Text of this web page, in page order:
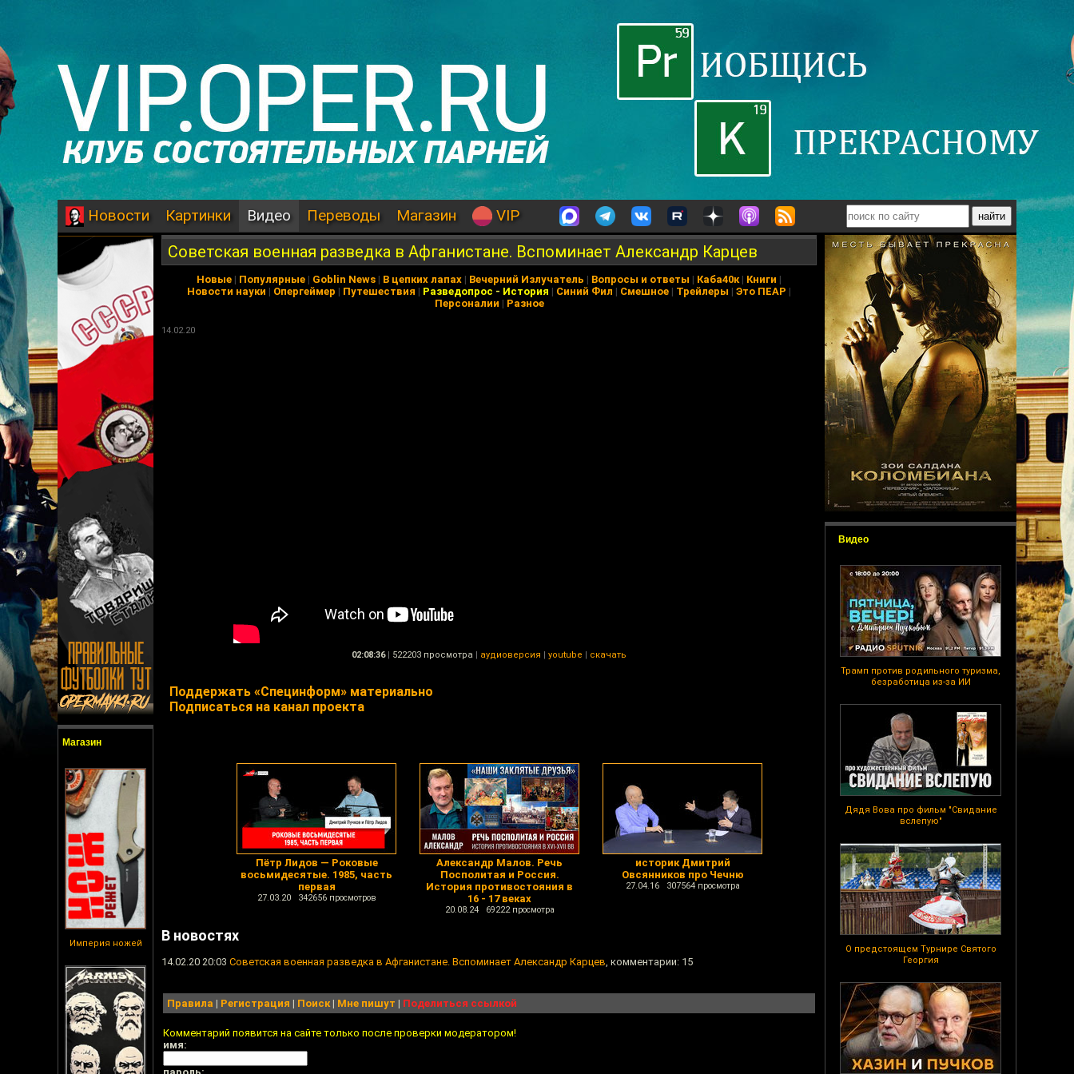
Новости Картинки Видео Переводы Магазин VIP
Магазин
Империя ножей
Видео
Трамп против родильного туризма,
безработица из-за ИИ
Дядя Вова про фильм "Свидание
вслепую"
О предстоящем Турнире Святого
Георгия
Советская военная разведка в Афганистане. Вспоминает Александр Карцев
Новые | Популярные | Goblin News | В цепких лапах | Вечерний Излучатель | Вопросы и ответы | Каба40к| Книги |
Новости науки | Опергеймер | Путешествия | Разведопрос - История | Синий Фил | Смешное | Трейлеры | Это ПЕАР |
Персоналии | Разное
14.02.20
02:08:36 | 522203 просмотра | аудиоверсия | youtube | скачать
Поддержать «Специнформ» материально
Подписаться на канал проекта
Пётр Лидов — Роковые
восьмидесятые. 1985, часть
первая
27.03.20 342656 просмотров
Александр Малов. Речь
Посполитая и Россия.
История противостояния в
16 - 17 веках
20.08.24 69222 просмотра
историк Дмитрий
Овсянников про Чечню
27.04.16 307564 просмотра
В новостях
14.02.20 20:03 Советская военная разведка в Афганистане. Вспоминает Александр Карцев, комментарии: 15
Правила | Регистрация | Поиск| Мне пишут | Поделиться ссылкой
Комментарий появится на сайте только после проверки модератором!
имя: